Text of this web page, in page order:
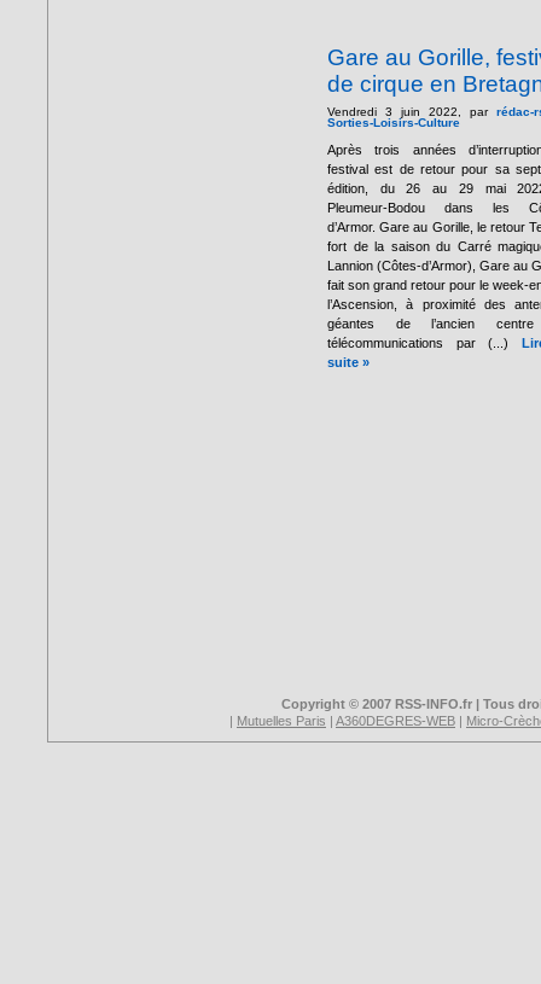
Gare au Gorille,
de cirque en
Vendredi 3 juin 2022, par rédac-
Sorties-Loisirs-Culture
Après trois années
festival est de retour pour sa
édition, du 26 au 29 mai
Pleumeur-Bodou dans les
d’Armor. Gare au Gorille, le retour
fort de la saison du Carré
Lannion (Côtes-d’Armor), Gare au
fait son grand retour pour le week-
l’Ascension, à proximité des
géantes de l’ancien
télécommunications par (...)
suite »
Copyright © 2007 RSS-INFO.fr | Tous
| Mutuelles Paris | A360DEGRES-WEB | Micro-